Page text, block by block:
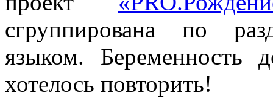
сгруппирована по
языком. Беременность
хотелось повторить!